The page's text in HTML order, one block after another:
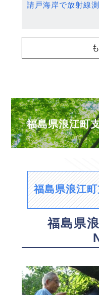
請戸海岸で放射線
福島県浪江町
福島県浪江
福島県